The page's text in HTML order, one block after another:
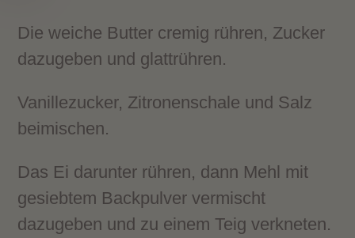
Die weiche Butter cremig rühren, Zucker
dazugeben und glattrühren.
Vanillezucker, Zitronenschale und Salz
beimischen.
Das Ei darunter rühren, dann Mehl mit
gesiebtem Backpulver vermischt
dazugeben und zu einem Teig verkneten.